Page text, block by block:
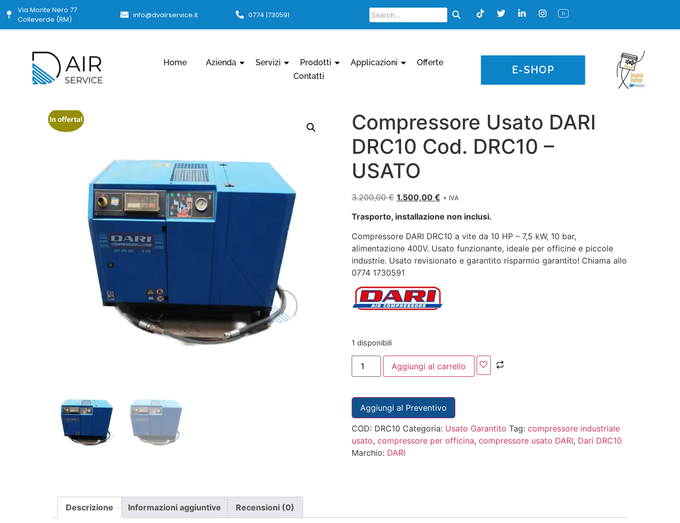
Via Monte Nero 77
Colleverde (RM)
info@dvairservice.it 0774 1730591
Home Azienda Servizi Prodotti Applicazioni
Offerte
Contatti
E-SHOP
In offerta!
Compressore Usato DARI
DRC10 Cod. DRC10 –
USATO
3.200,00€ 1.500,00 € + IVA
Trasporto, installazione non inclusi.
Compressore DARI DRC10 a vite da 10 HP – 7,5 kW, 10 bar,
alimentazione 400V. Usato funzionante, ideale per officine e piccole
industrie. Usato revisionato e garantito risparmio garantito! Chiama allo
0774 1730591
1 disponibili
Aggiungi al carrello
Aggiungi al Preventivo
COD: DRC10 Categoria: Usato Garantito Tag: compressore industriale
usato, compressore per officina, compressore usato DARI, Dari DRC10
Marchio: DARI
Descrizione Informazioni aggiuntive Recensioni (0)